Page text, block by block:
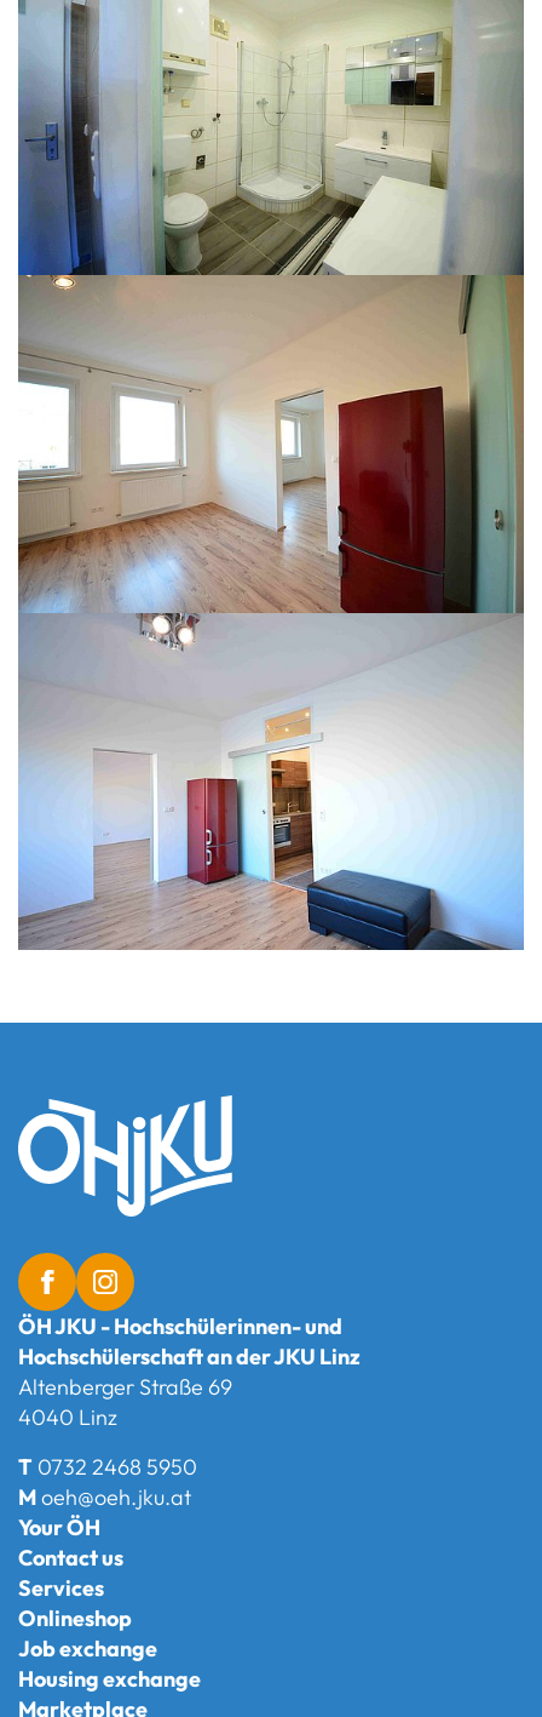
ÖH JKU - Hochschülerinnen- und
Hochschülerschaft an der JKU Linz
Altenberger Straße 69
4040 Linz
T 0732 2468 5950
Moeh@oeh.jku.at
Your ÖH
Contact us
Services
Onlineshop
Job exchange
Housing exchange
Marketplace